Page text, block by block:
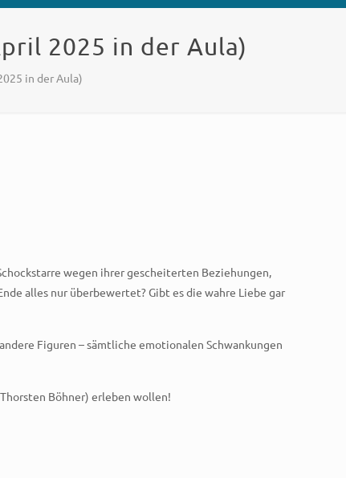
2025 in der Aula)
in der Aula)
wegen ihrer gescheiterten Beziehungen,
alles nur überbewertet? Gibt es die wahre Liebe gar
Figuren – sämtliche emotionalen Schwankungen
Böhner) erleben wollen!